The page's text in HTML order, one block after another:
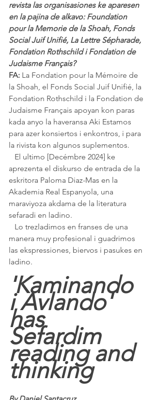
revista las organisasiones ke aparesen
en la pajina de alkavo: Foundation
pour la Memorie de la Shoah, Fonds
Social Juif Unifié, La Lettre Sépharade,
Fondation Rothschild i Fondation de
Judaisme Français?
FA: La Fondation pour la Mémoire de
la Shoah, el Fonds Social Juif Unifié, la
Fondation Rothschild i la Fondation de
Judaisme Français apoyan kon paras
kada anyo la haveransa Aki Estamos
para azer konsiertos i enkontros, i para
la rivista kon algunos suplementos.
aprezenta el diskurso de entrada de la
eskritora Paloma Diaz-Mas en la
Akademia Real Espanyola, una
maraviyoza akdama de la literatura
sefaradi en ladino.
manera muy profesional i guadrimos
las ekspressiones, biervos i pasukes en
ladino.
'Kaminando
i Avlando'
has
Sefardim
reading and
thinking